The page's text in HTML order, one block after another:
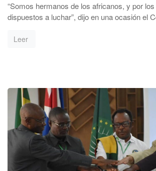
“Somos hermanos de los africanos, y por
dispuestos a luchar”, dijo en una ocasión el
Leer